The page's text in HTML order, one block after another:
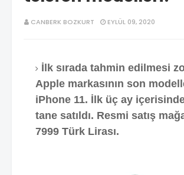
CANBERK BOZKURT EYLÜL 09, 2020
İlk sırada tahmin edilmesi
Apple markasının son
iPhone 11. İlk üç ay
tane satıldı. Resmi satış
7999 Türk Lirası.